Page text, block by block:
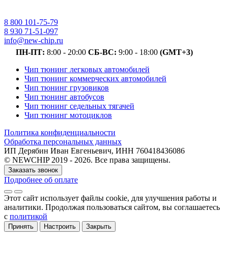
8 800 101-75-79
8 930 71-51-097
info@new-chip.ru
ПН-ПТ: 8:00 - 20:00 СБ-ВС: 9:00 - 18:00 (GMT+3)
Чип тюнинг легковых автомобилей
Чип тюнинг коммерческих автомобилей
Чип тюнинг грузовиков
Чип тюнинг автобусов
Чип тюнинг седельных тягачей
Чип тюнинг мотоциклов
Политика конфиденциальности
Обработка персональных данных
ИП Дерябин Иван Евгеньевич, ИНН 760418436086
© NEWCHIP 2019 - 2026. Все права защищены.
Заказать звонок
Подробнее об оплате
Этот сайт использует файлы cookie, для улучшения работы и
аналитики. Продолжая пользоваться сайтом, вы соглашаетесь
с политикой
Принять Настроить Закрыть